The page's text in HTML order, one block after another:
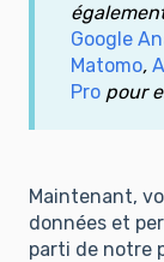
Google
Matomo,
Pro pour
Maintenant,
données et
parti de notre